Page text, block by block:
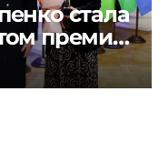
стала
премии
России